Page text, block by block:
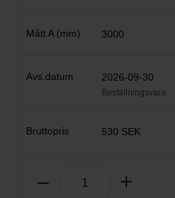
3000
2026-09-30
Beställningsvara
530 SEK
Ta bort